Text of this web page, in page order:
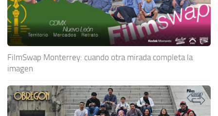
FilmSwap Monterrey: cuando otra mirada completa la
imagen